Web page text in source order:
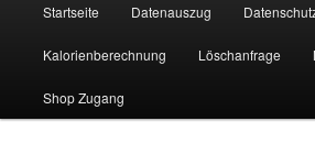
Zum
Inhalt
wechseln
Zum
sekundären
Inhalt
Startseite Datenauszug
Kalorienberechnung Löschanfrage
Shop Zugang